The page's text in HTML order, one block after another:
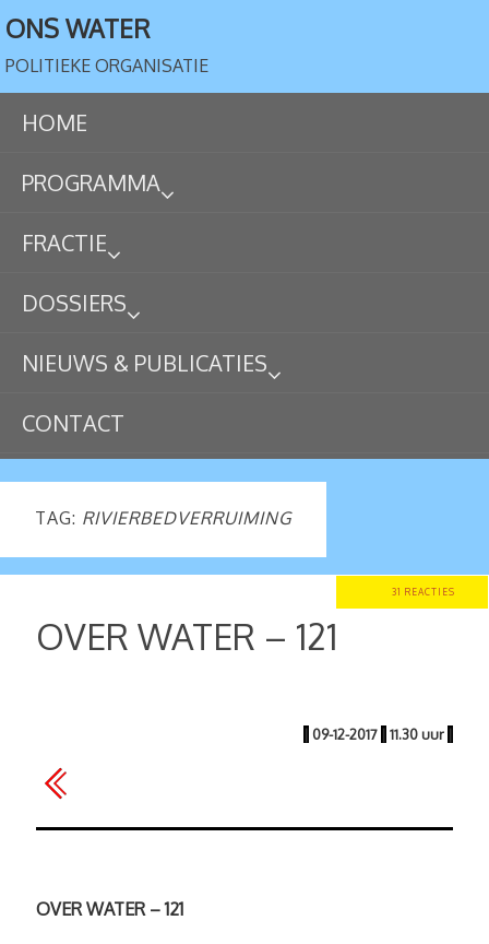
ONS WATER
POLITIEKE ORGANISATIE
HOME
PROGRAMMA
FRACTIE
DOSSIERS
NIEUWS & PUBLICATIES
CONTACT
TAG: RIVIERBEDVERRUIMING
31 REACTIES
OVER WATER – 121
| 09-12-2017 | 11.30 uur |
OVER WATER – 121